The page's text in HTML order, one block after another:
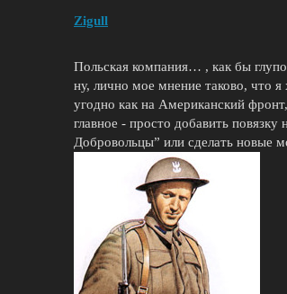
Zigull
Польская компания… , как бы
ну, лично мое мнение таково, что я
угодно как на Американский
главное - просто добавить
Добровольцы” или сделать новые